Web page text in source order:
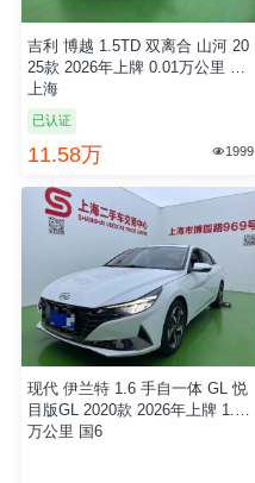
吉利 博越 1.5TD 双离合 山河 20
25款 2026年上牌 0.01万公里 国6
上海
已认证
11.58万  1999
现代 伊兰特 1.6 手自一体 GL 悦
目版GL 2020款 2026年上牌 1.0
万公里 国6